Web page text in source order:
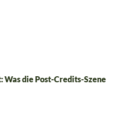
Was die Post-Credits-Szene